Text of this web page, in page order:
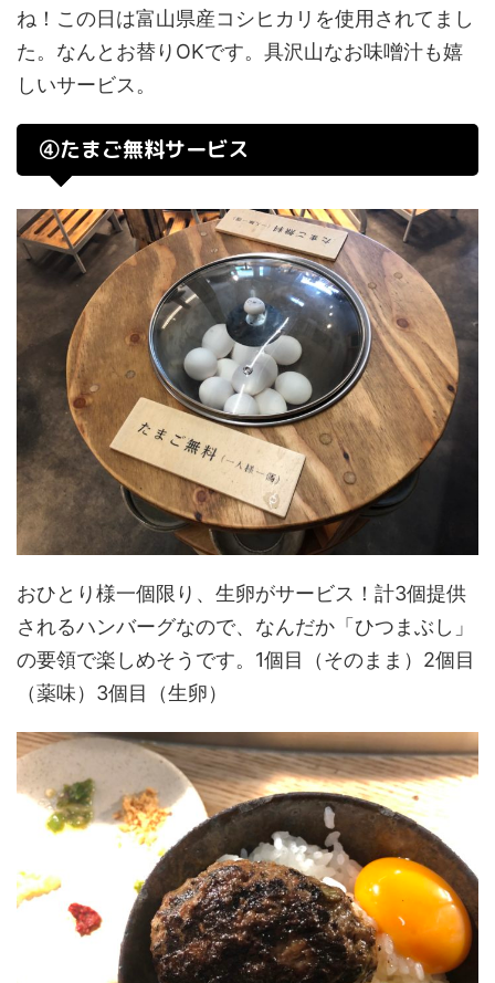
ね！この日は富山県産コシヒカリを使用されてまし
た。なんとお替りOKです。具沢山なお味噌汁も嬉
しいサービス。
④たまご無料サービス
おひとり様一個限り、生卵がサービス！計3個提供
されるハンバーグなので、なんだか「ひつまぶし」
の要領で楽しめそうです。1個目（そのまま）2個目
（薬味）3個目（生卵）